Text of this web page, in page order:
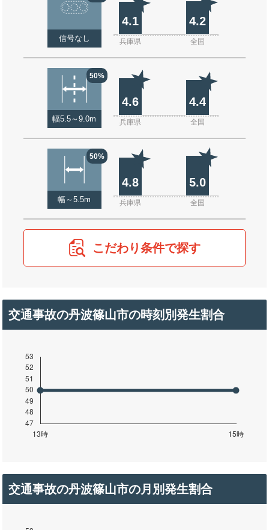
信号なし
4.1 4.2
兵庫県 全国
50%
幅5.5～9.0m
4.6 4.4
兵庫県 全国
50%
幅～5.5m
4.8 5.0
兵庫県 全国
こだわり条件で探す
交通事故の丹波篠山市の時刻別発生割合
交通事故の丹波篠山市の月別発生割合